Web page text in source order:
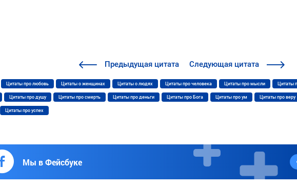
Предыдущая цитата Следующая цитата
Цитаты про любовь Цитаты о женщинах Цитаты о людях Цитаты про человека Цитаты про мысли Цитаты
Цитаты про душу Цитаты про смерть Цитаты про деньги Цитаты про Бога Цитаты про ум Цитаты про веру
Цитаты про успех
Мы в Фейсбуке